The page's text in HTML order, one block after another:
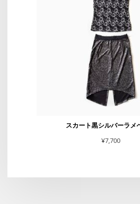
スカート黒シルバーラメ
¥7,700